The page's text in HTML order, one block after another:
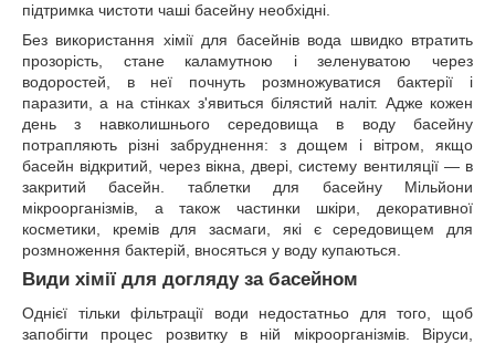
підтримка чистоти чаші басейну необхідні.
Без використання хімії для басейнів вода швидко втратить
прозорість, стане каламутною і зеленуватою через
водоростей, в неї почнуть розмножуватися бактерії і
паразити, а на стінках з'явиться білястий наліт. Адже кожен
день з навколишнього середовища в воду басейну
потрапляють різні забруднення: з дощем і вітром, якщо
басейн відкритий, через вікна, двері, систему вентиляції — в
закритий басейн. таблетки для басейну Мільйони
мікроорганізмів, а також частинки шкіри, декоративної
косметики, кремів для засмаги, які є середовищем для
розмноження бактерій, вносяться у воду купаються.
Види хімії для догляду за басейном
Однієї тільки фільтрації води недостатньо для того, щоб
запобігти процес розвитку в ній мікроорганізмів. Віруси,